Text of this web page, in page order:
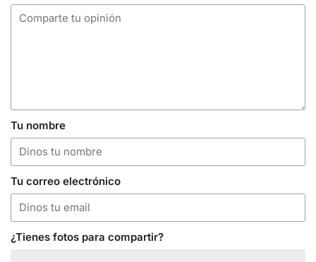
Tu nombre
Tu correo electrónico
¿Tienes fotos para compartir?